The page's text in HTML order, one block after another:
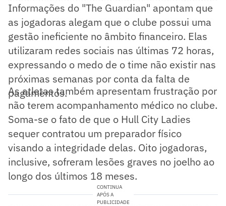
Informações do "The Guardian" apontam que
as jogadoras alegam que o clube possui uma
gestão ineficiente no âmbito financeiro. Elas
utilizaram redes sociais nas últimas 72 horas,
expressando o medo de o time não existir nas
próximas semanas por conta da falta de
pagamentos.
As atletas também apresentam frustração por
não terem acompanhamento médico no clube.
Soma-se o fato de que o Hull City Ladies
sequer contratou um preparador físico
visando a integridade delas. Oito jogadoras,
inclusive, sofreram lesões graves no joelho ao
longo dos últimos 18 meses.
CONTINUA
APÓS A
PUBLICIDADE